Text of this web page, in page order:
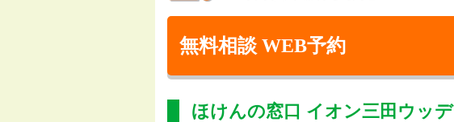
無料相談 WEB予約
ほけんの窓口 イオン三田ウッ